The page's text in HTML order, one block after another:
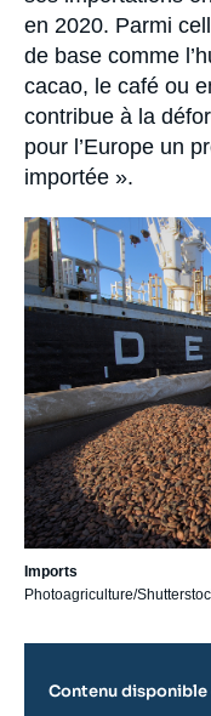
en 2020. Parmi
de base comme
cacao, le café ou
contribue à la
pour l’Europe un
importée ».
Image
principale
Imports
Photoagriculture/
Contenu disponible